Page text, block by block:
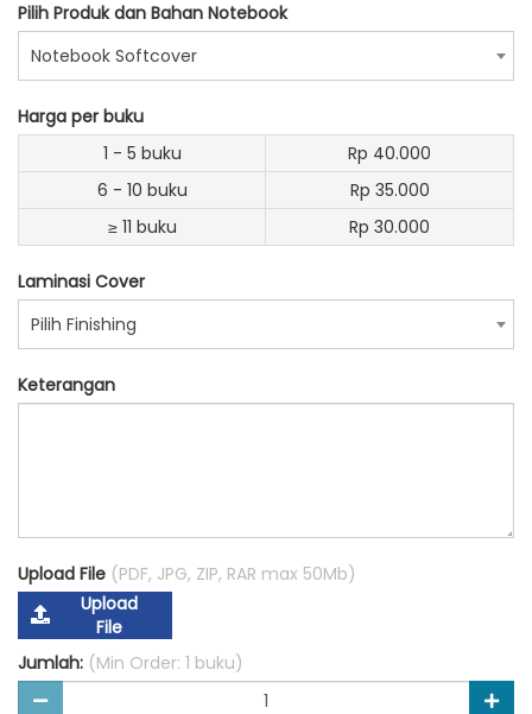
Pilih Produk dan Bahan Notebook
Notebook Softcover
Harga per buku
1 - 5 buku
Rp 40.000
6 - 10 buku
Rp 35.000
≥ 11 buku
Rp 30.000
Laminasi Cover
Pilih Finishing
Keterangan
Upload File (PDF, JPG, ZIP, RAR max 50Mb)
Upload
File
Jumlah: (Min Order: 1 buku)